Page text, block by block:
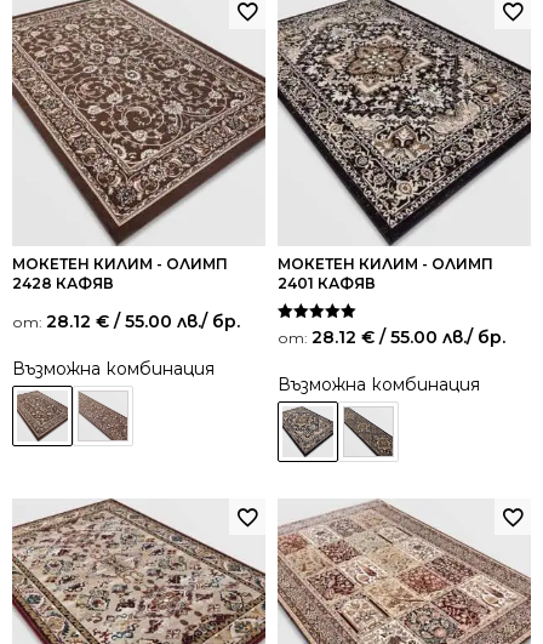
МОКЕТЕН КИЛИМ - ОЛИМП
2428 КАФЯВ
от: 28.12 € / 55.00 лв./ бр.
Възможна комбинация
МОКЕТЕН КИЛИМ - ОЛИМП
2401 КАФЯВ
Оценено на
5.00
от: 28.12 € / 55.00 лв./ бр.
Възможна комбинация